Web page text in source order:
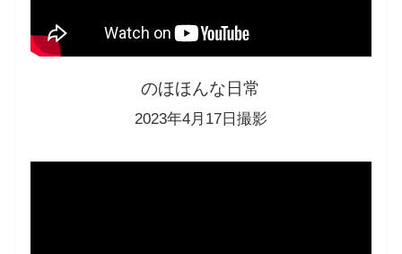
のほほんな日常
2023年4月17日撮影